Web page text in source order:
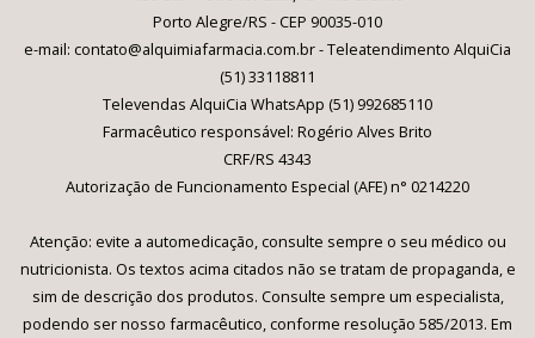
Porto Alegre/RS - CEP 90035-010
e-mail: contato@alquimiafarmacia.com.br - Teleatendimento AlquiCia
(51) 33118811
Televendas AlquiCia WhatsApp (51) 992685110
Farmacêutico responsável: Rogério Alves Brito
CRF/RS 4343
Autorização de Funcionamento Especial (AFE) n° 0214220
Atenção: evite a automedicação, consulte sempre o seu médico ou
nutricionista. Os textos acima citados não se tratam de propaganda, e
sim de descrição dos produtos. Consulte sempre um especialista,
podendo ser nosso farmacêutico, conforme resolução 585/2013. Em